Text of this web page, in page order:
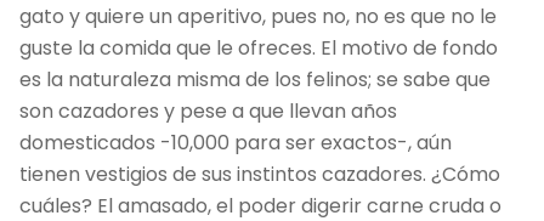
gato y quiere un aperitivo, pues no, no es que no le
guste la comida que le ofreces. El motivo de fondo
es la naturaleza misma de los felinos; se sabe que
son cazadores y pese a que llevan años
domesticados -10,000 para ser exactos-, aún
tienen vestigios de sus instintos cazadores. ¿Cómo
cuáles? El amasado, el poder digerir carne cruda o